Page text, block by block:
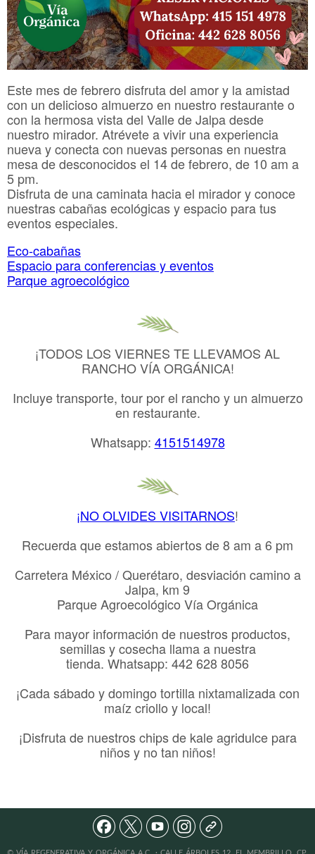
Este mes de febrero disfruta del amor y la amistad
con un delicioso almuerzo en nuestro restaurante o
con la hermosa vista del Valle de Jalpa desde
nuestro mirador. Atrévete a vivir una experiencia
nueva y conecta con nuevas personas en nuestra
mesa de desconocidos el 14 de febrero, de 10 am a
5 pm.
Disfruta de una caminata hacia el mirador y conoce
nuestras cabañas ecológicas y espacio para tus
eventos especiales.
Eco-cabañas
Espacio para conferencias y eventos
Parque agroecológico
¡TODOS LOS VIERNES TE LLEVAMOS AL
RANCHO VÍA ORGÁNICA!
Incluye transporte, tour por el rancho y un almuerzo
en restaurante.
Whatsapp: 4151514978
¡NO OLVIDES VISITARNOS!
Recuerda que estamos abiertos de 8 am a 6 pm
Carretera México / Querétaro, desviación camino a
Jalpa, km 9
Parque Agroecológico Vía Orgánica
Para mayor información de nuestros productos,
semillas y cosecha llama a nuestra
tienda. Whatsapp: 442 628 8056
¡Cada sábado y domingo tortilla nixtamalizada con
maíz criollo y local!
¡Disfruta de nuestros chips de kale agridulce para
niños y no tan niños!